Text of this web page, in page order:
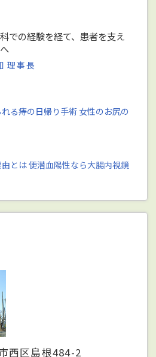
での経験を経て、患者を支え
理事長
る痔の日帰り手術 女性のお尻の
とは 便潜血陽性なら大腸内視鏡
西区島根484-2